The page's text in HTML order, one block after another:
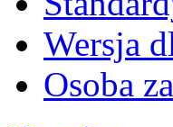
Wersja
Osoba